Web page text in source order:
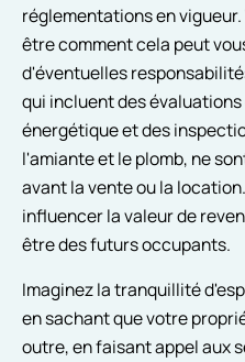
réglementations en
être comment cela peut
d'éventuelles
qui incluent des
énergétique et des
l'amiante et le plomb, ne
avant la vente ou la
influencer la valeur de
être des futurs occupants.
Imaginez la tranquillité
en sachant que votre
outre, en faisant appel aux